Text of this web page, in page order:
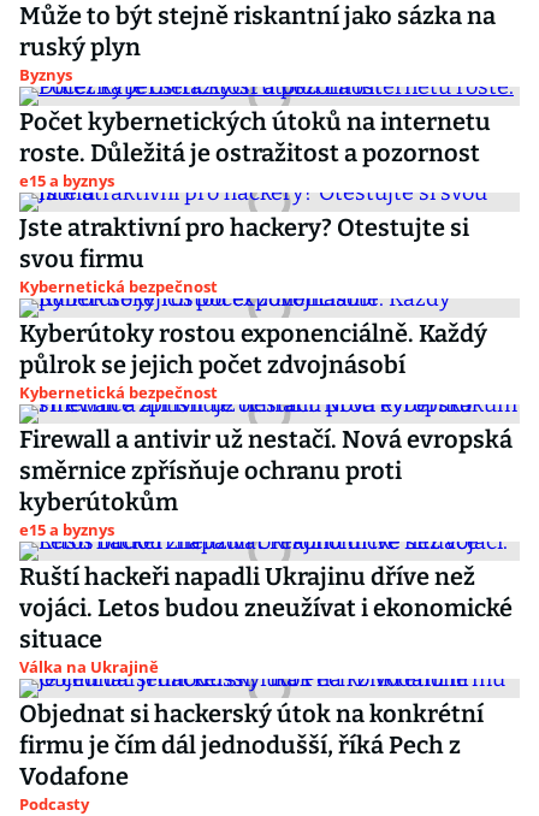
Může to být stejně riskantní jako sázka na
ruský plyn
Byznys
Počet kybernetických útoků na internetu
roste. Důležitá je ostražitost a pozornost
e15 a byznys
Jste atraktivní pro hackery? Otestujte si
svou firmu
Kybernetická bezpečnost
Kyberútoky rostou exponenciálně. Každý
půlrok se jejich počet zdvojnásobí
Kybernetická bezpečnost
Firewall a antivir už nestačí. Nová evropská
směrnice zpřísňuje ochranu proti
kyberútokům
e15 a byznys
Ruští hackeři napadli Ukrajinu dříve než
vojáci. Letos budou zneužívat i ekonomické
situace
Válka na Ukrajině
Objednat si hackerský útok na konkrétní
firmu je čím dál jednodušší, říká Pech z
Vodafone
Podcasty